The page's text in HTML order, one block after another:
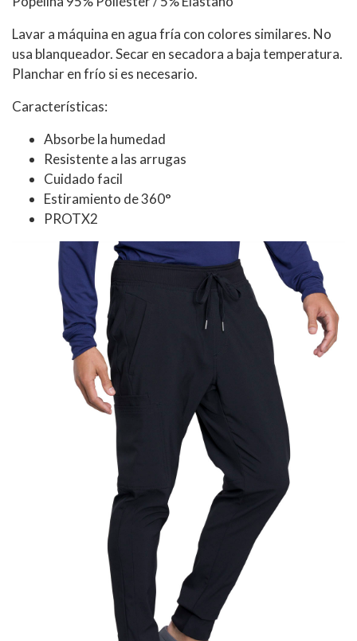
Lavar a máquina en agua fría con colores similares. No
usa blanqueador. Secar en secadora a baja temperatura.
Planchar en frío si es necesario.
Características:
Absorbe la humedad
Resistente a las arrugas
Cuidado facil
Estiramiento de 360°
PROTX2